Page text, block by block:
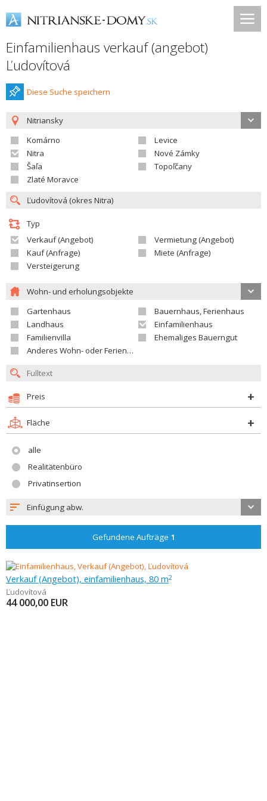
Einfamilienhaus verkauf (angebot)
Ľudovítová
Diese Suche speichern
Nitriansky
Komárno
Levice
Nitra
Nové Zámky
Šaľa
Topoľčany
Zlaté Moravce
Typ
Verkauf (Angebot)
Vermietung (Angebot)
Kauf (Anfrage)
Miete (Anfrage)
Versteigerung
Wohn- und erholungsobjekte
Gartenhaus
Bauernhaus, Ferienhaus
Landhaus
Einfamilienhaus
Familienvilla
Ehemaliges Bauerngut
Anderes Wohn- oder Ferienobjekt
Preis
Fläche
alle
Realitätenbüro
Privatinsertion
Einfügung abw.
Gefundene Aufträge 1
Verkauf (Angebot), einfamilienhaus, 80 m2
Ľudovítová
44 000,00 EUR